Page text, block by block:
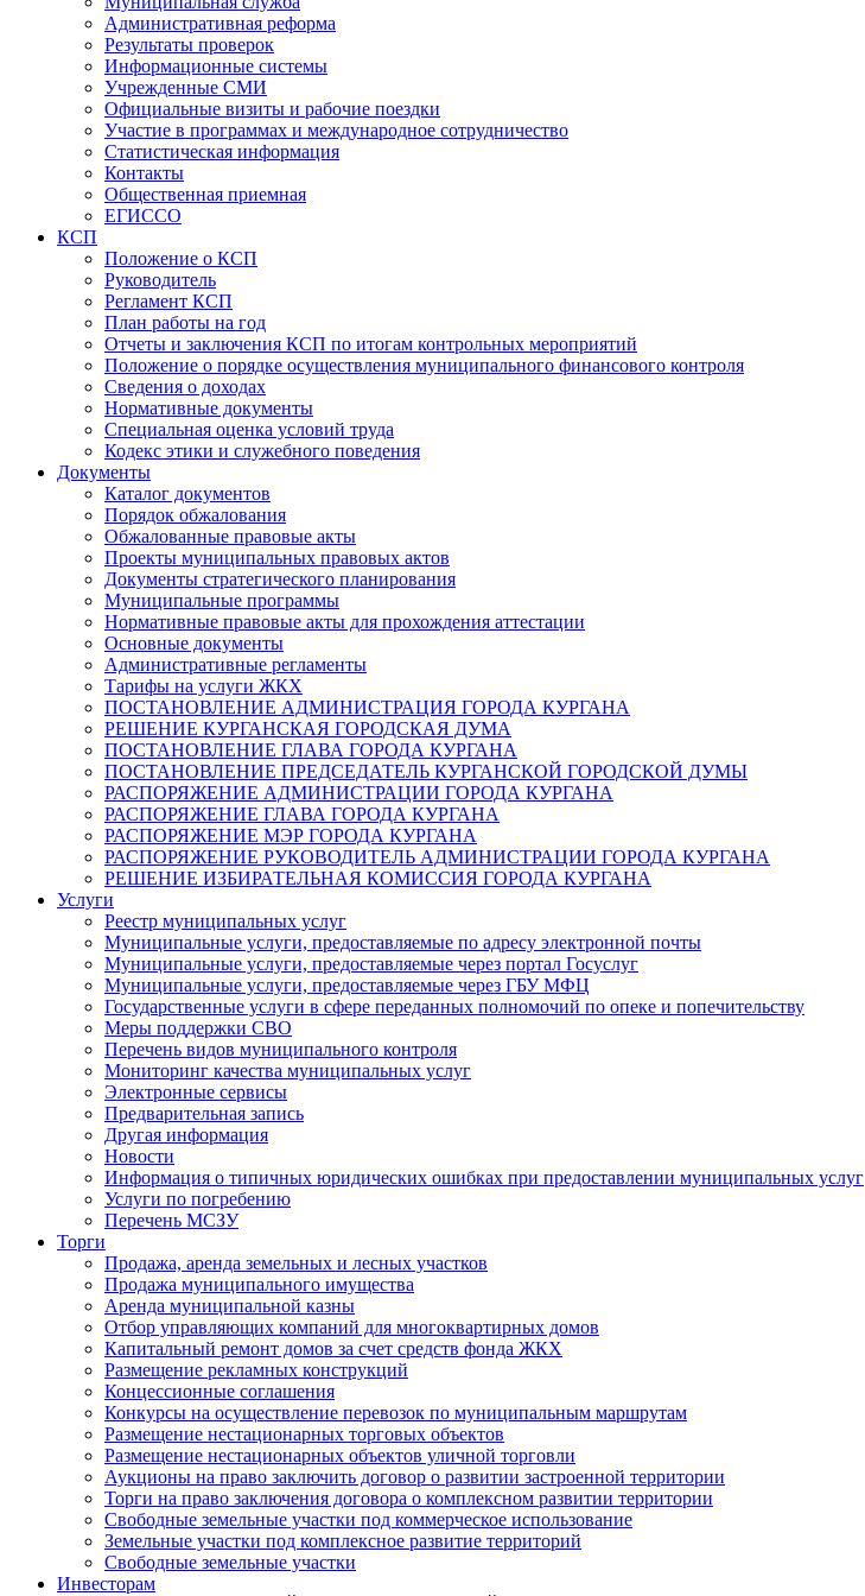
Административная реформа
Результаты проверок
Информационные системы
Учрежденные СМИ
Официальные визиты и рабочие поездки
Участие в программах и международное сотрудничество
Статистическая информация
Контакты
Общественная приемная
ЕГИССО
КСП
Положение о КСП
Руководитель
Регламент КСП
План работы на год
Отчеты и заключения КСП по итогам контрольных мероприятий
Положение о порядке осуществления муниципального финансового контроля
Сведения о доходах
Нормативные документы
Специальная оценка условий труда
Кодекс этики и служебного поведения
Документы
Каталог документов
Порядок обжалования
Обжалованные правовые акты
Проекты муниципальных правовых актов
Документы стратегического планирования
Муниципальные программы
Нормативные правовые акты для прохождения аттестации
Основные документы
Административные регламенты
Тарифы на услуги ЖКХ
ПОСТАНОВЛЕНИЕ АДМИНИСТРАЦИЯ ГОРОДА КУРГАНА
РЕШЕНИЕ КУРГАНСКАЯ ГОРОДСКАЯ ДУМА
ПОСТАНОВЛЕНИЕ ГЛАВА ГОРОДА КУРГАНА
ПОСТАНОВЛЕНИЕ ПРЕДСЕДАТЕЛЬ КУРГАНСКОЙ ГОРОДСКОЙ ДУМЫ
РАСПОРЯЖЕНИЕ АДМИНИСТРАЦИИ ГОРОДА КУРГАНА
РАСПОРЯЖЕНИЕ ГЛАВА ГОРОДА КУРГАНА
РАСПОРЯЖЕНИЕ МЭР ГОРОДА КУРГАНА
РАСПОРЯЖЕНИЕ РУКОВОДИТЕЛЬ АДМИНИСТРАЦИИ ГОРОДА КУРГАНА
РЕШЕНИЕ ИЗБИРАТЕЛЬНАЯ КОМИССИЯ ГОРОДА КУРГАНА
Услуги
Реестр муниципальных услуг
Муниципальные услуги, предоставляемые по адресу электронной почты
Муниципальные услуги, предоставляемые через портал Госуслуг
Муниципальные услуги, предоставляемые через ГБУ МФЦ
Государственные услуги в сфере переданных полномочий по опеке и попечительству
Меры поддержки СВО
Перечень видов муниципального контроля
Мониторинг качества муниципальных услуг
Электронные сервисы
Предварительная запись
Другая информация
Новости
Информация о типичных юридических ошибках при предоставлении муниципальных услуг
Услуги по погребению
Перечень МСЗУ
Торги
Продажа, аренда земельных и лесных участков
Продажа муниципального имущества
Аренда муниципальной казны
Отбор управляющих компаний для многоквартирных домов
Капитальный ремонт домов за счет средств фонда ЖКХ
Размещение рекламных конструкций
Концессионные соглашения
Конкурсы на осуществление перевозок по муниципальным маршрутам
Размещение нестационарных торговых объектов
Размещение нестационарных объектов уличной торговли
Аукционы на право заключить договор о развитии застроенной территории
Торги на право заключения договора о комплексном развитии территории
Свободные земельные участки под коммерческое использование
Земельные участки под комплексное развитие территорий
Свободные земельные участки
Инвесторам